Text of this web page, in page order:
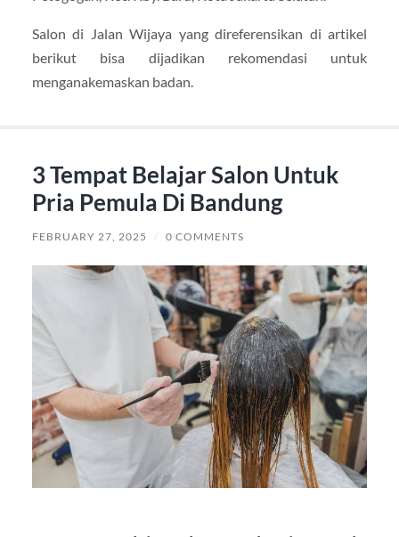
Salon di Jalan Wijaya yang direferensikan di artikel
berikut bisa dijadikan rekomendasi untuk
menganakemaskan badan.
3 Tempat Belajar Salon Untuk
Pria Pemula Di Bandung
FEBRUARY 27, 2025 / 0 COMMENTS